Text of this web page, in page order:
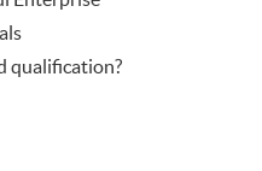
qualification?